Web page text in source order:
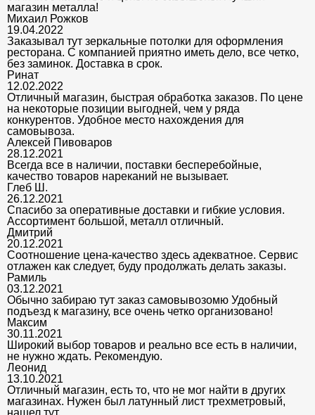
магазин металла!
Михаил Рожков
19.04.2022
Заказывал тут зеркальные потолки для оформления
ресторана. С компанией приятно иметь дело, все четко,
без заминок. Доставка в срок.
Ринат
12.02.2022
Отличный магазин, быстрая обработка заказов. По цене
на некоторые позиции выгодней, чем у ряда
конкурентов. Удобное место нахождения для
самовывоза.
Алексей Пивоваров
28.12.2021
Всегда все в наличии, поставки бесперебойные,
качество товаров нареканий не вызывает.
Глеб Ш.
26.12.2021
Спасибо за оперативные доставки и гибкие условия.
Ассортимент большой, металл отличный.
Дмитрий
20.12.2021
Соотношение цена-качество здесь адекватное. Сервис
отлажен как следует, буду продолжать делать заказы.
Рамиль
03.12.2021
Обычно забираю тут заказ самовывозомю Удобный
подъезд к магазину, все очень четко организовано!
Максим
30.11.2021
Широкий выбор товаров и реально все есть в наличии,
не нужно ждать. Рекомендую.
Леонид
13.10.2021
Отличный магазин, есть то, что не мог найти в других
магазинах. Нужен был латунный лист трехметровый,
нашел тут.